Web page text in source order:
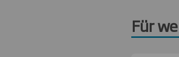
Für